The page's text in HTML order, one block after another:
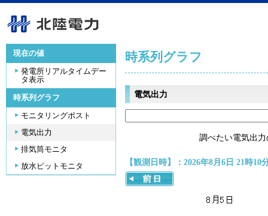
現在の値
発電所リアルタイムデー
タ表示
時系列グラフ
モニタリングポスト
電気出力
排気筒モニタ
放水ピットモニタ
時系列グラフ
電気出力
調べたい電気出
【観測日時】：2026年8月6日 21時10